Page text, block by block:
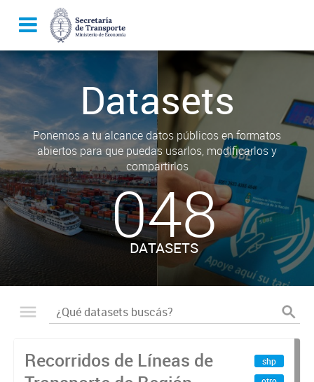
Datasets
Ponemos a tu alcance datos públicos en formatos
abiertos para que puedas usarlos, modificarlos y
compartirlos
048
DATASETS
Recorridos de Líneas de
shp